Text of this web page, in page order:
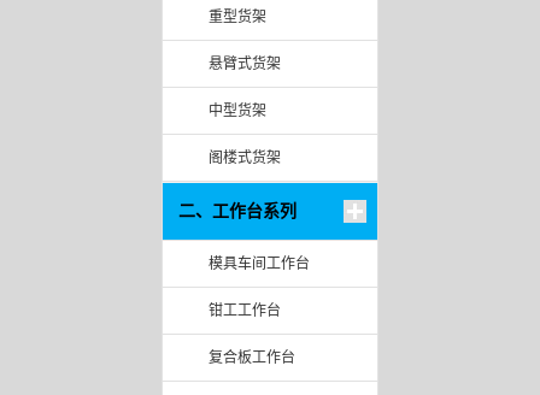
重型货架
悬臂式货架
中型货架
阁楼式货架
二、工作台系列
模具车间工作台
钳工工作台
复合板工作台